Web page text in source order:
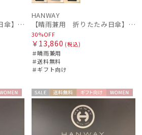
【晴雨兼用 折りたたみ日傘】ハンウェイ（ＨＡＮＷＡＹ）Emma（エマ）
HANWAY
【晴雨兼用 折りたたみ日傘】ハンウェイ（ＨＡＮＷＡＹ）Margot（マーゴット）
30%OFF
￥13,860 (税込)
＃晴雨兼用
＃送料無料
＃ギフト向け
セー 送料無 ギフト
向け
WOME